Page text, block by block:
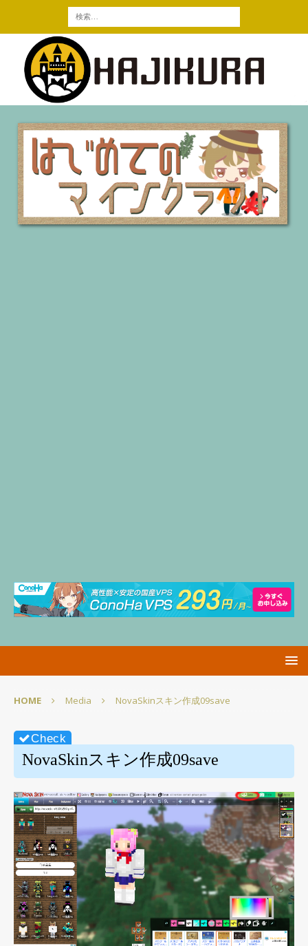
HOME Media NovaSkinスキン作成09save
NovaSkinスキン作成09save